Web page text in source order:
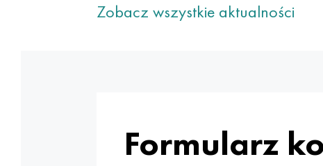
Zobacz wszystkie aktualności
Formularz